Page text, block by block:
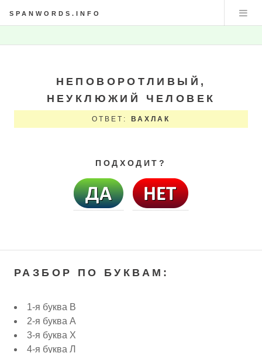
SPANWORDS.INFO
НЕПОВОРОТЛИВЫЙ,
НЕУКЛЮЖИЙ ЧЕЛОВЕК
ОТВЕТ: ВАХЛАК
ПОДХОДИТ?
РАЗБОР ПО БУКВАМ:
1-я буква В
2-я буква А
3-я буква Х
4-я буква Л